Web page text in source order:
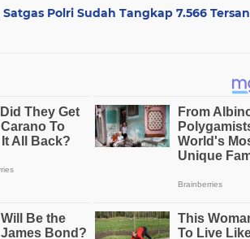
Polri Sudah Tangkap 7.566